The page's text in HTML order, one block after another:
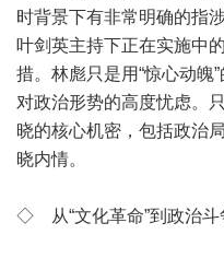
时背景下有非常明确的指
叶剑英主持下正在实施中
措。林彪只是用“惊心动魄
对政治形势的高度忧虑。
晓的核心机密，包括政治
晓内情。
◇ 从“文化革命”到政治斗